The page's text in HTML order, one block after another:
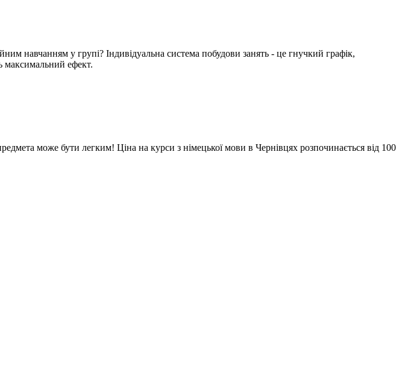
навчанням у групі? Індивідуальна система побудови занять - це гнучкий графік,
максимальний ефект.
може бути легким! Ціна на курси з німецької мови в Чернівцях розпочинається від 100